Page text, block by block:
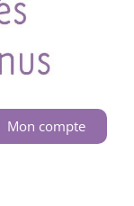
Mon compte